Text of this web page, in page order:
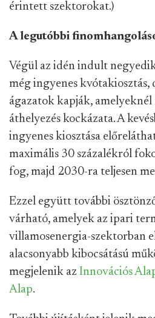
érintett szektorokat.)
A legutóbbi
Végül az idén indult negyedik
még ingyenes kvótakiosztás,
ágazatok kapják, amelyeknél
áthelyezés kockázata. A
ingyenes kiosztása
maximális 30 százalékról
fog, majd 2030-ra teljesen
Ezzel együtt további
várható, amelyek az ipari
villamosenergia-szektorban
alacsonyabb kibocsátású
megjelenik az Innovációs
Alap.